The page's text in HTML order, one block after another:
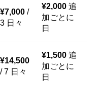
¥7,000 /
3 日々
¥2,000 追
加ごとに
日
¥14,500
/ 7 日々
¥1,500 追
加ごとに
日